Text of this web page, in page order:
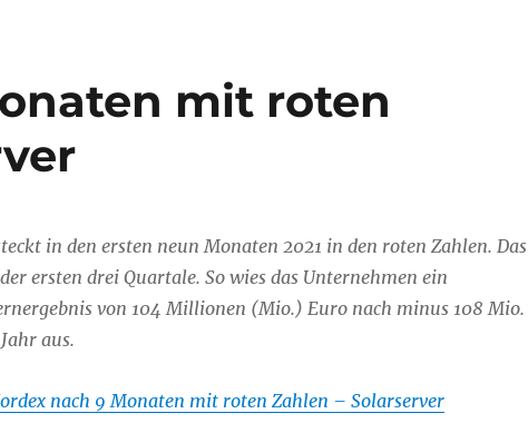
mit roten
in den ersten neun Monaten 2021 in den roten Zahlen. Das
ersten drei Quartale. So wies das Unternehmen ein
von 104 Millionen (Mio.) Euro nach minus 108 Mio.
aus.
nach 9 Monaten mit roten Zahlen – Solarserver